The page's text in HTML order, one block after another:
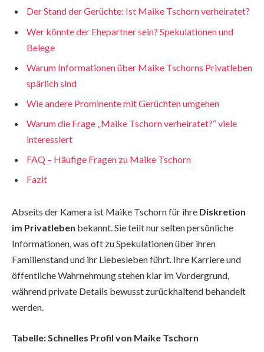
Der Stand der Gerüchte: Ist Maike Tschorn verheiratet?
Wer könnte der Ehepartner sein? Spekulationen und
Belege
Warum Informationen über Maike Tschorns Privatleben
spärlich sind
Wie andere Prominente mit Gerüchten umgehen
Warum die Frage „Maike Tschorn verheiratet?“ viele
interessiert
FAQ – Häufige Fragen zu Maike Tschorn
Fazit
Abseits der Kamera ist Maike Tschorn für ihre Diskretion
im Privatleben bekannt. Sie teilt nur selten persönliche
Informationen, was oft zu Spekulationen über ihren
Familienstand und ihr Liebesleben führt. Ihre Karriere und
öffentliche Wahrnehmung stehen klar im Vordergrund,
während private Details bewusst zurückhaltend behandelt
werden.
Tabelle: Schnelles Profil von Maike Tschorn